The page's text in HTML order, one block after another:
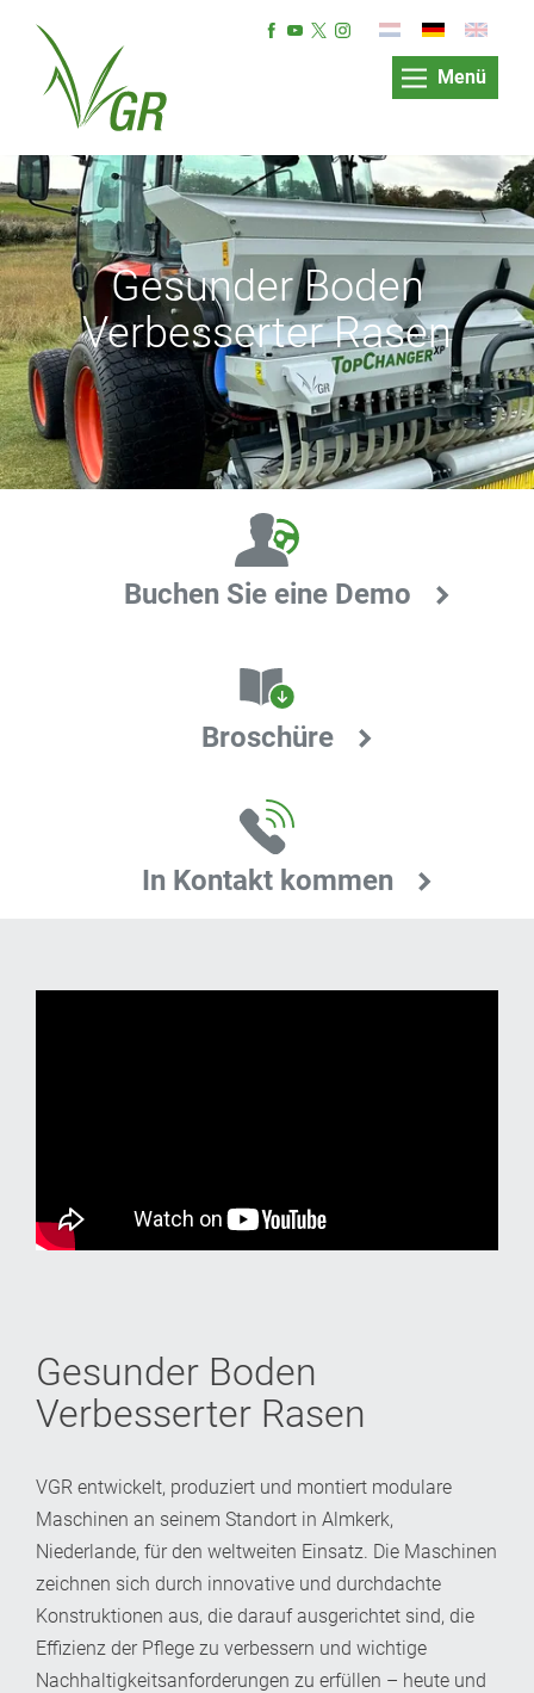
Menü
Gesunder Boden
Verbesserter Rasen
Buchen Sie eine Demo
Broschüre
In Kontakt kommen
Gesunder Boden
Verbesserter Rasen
VGR entwickelt, produziert und montiert modulare
Maschinen an seinem Standort in Almkerk,
Niederlande, für den weltweiten Einsatz. Die Maschinen
zeichnen sich durch innovative und durchdachte
Konstruktionen aus, die darauf ausgerichtet sind, die
Effizienz der Pflege zu verbessern und wichtige
Nachhaltigkeitsanforderungen zu erfüllen – heute und